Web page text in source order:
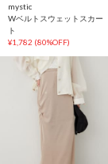
mystic
Wベルトスウェットスカー
ト
¥1,782 (80%OFF)